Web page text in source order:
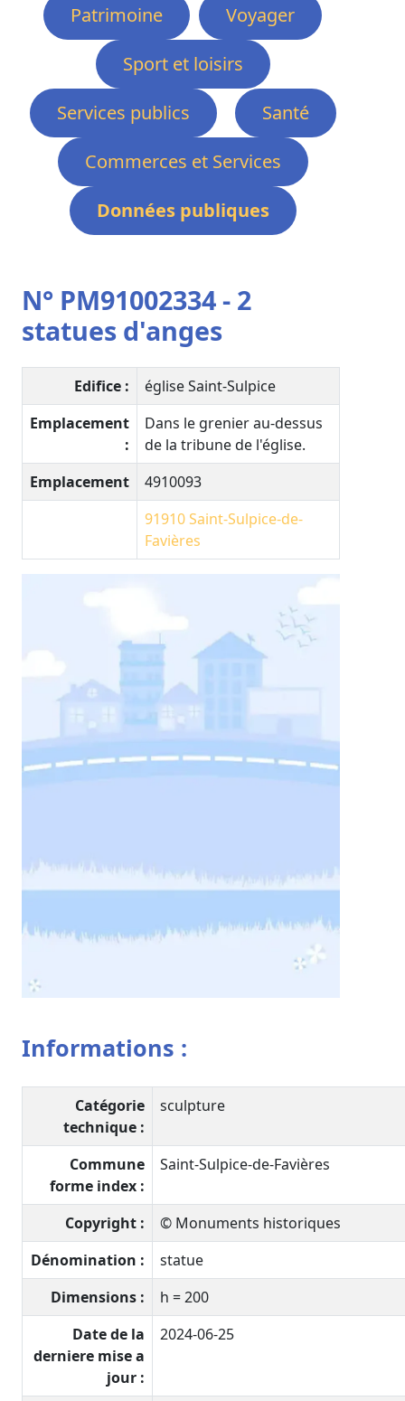
Patrimoine
Voyager
Sport et loisirs
Services publics
Santé
Commerces et Services
Données publiques
N° PM91002334 - 2
statues d'anges
Edifice :
église Saint-Sulpice
Emplacement
:
Dans le grenier au-dessus
de la tribune de l'église.
Emplacement
4910093
91910Saint-Sulpice-de-
Favières
Informations :
Catégorie
technique :
sculpture
Commune
forme index :
Saint-Sulpice-de-Favières
Copyright :
© Monuments historiques
Dénomination :
statue
Dimensions :
h = 200
Date de la
derniere mise a
jour :
2024-06-25